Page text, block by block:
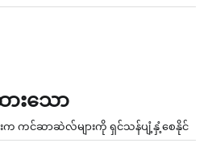
းသော
ကင်ဆာဆဲလ်များကို ရှင်သန်ပျံ့နှံ့စေနိုင်